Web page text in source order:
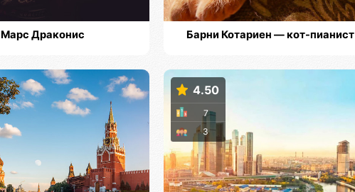
Марс Драконис Барни Котариен — кот-пианист
4.50
3
7